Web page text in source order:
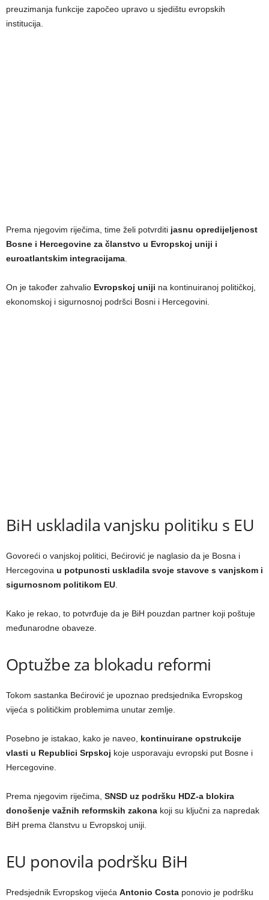
preuzimanja funkcije započeo upravo u sjedištu evropskih
institucija.
Prema njegovim riječima, time želi potvrditi jasnu opredijeljenost
Bosne i Hercegovine za članstvo u Evropskoj uniji i
euroatlantskim integracijama
On je također zahvalio Evropskoj uniji na kontinuiranoj političkoj,
ekonomskoj i sigurnosnoj podršci Bosni i Hercegovini.
BiH uskladila vanjsku politiku s EU
Govoreći o vanjskoj politici, Bećirović je naglasio da je Bosna i
Hercegovina u potpunosti uskladila svoje stavove s vanjskom i
sigurnosnom politikom EU
Kako je rekao, to potvrđuje da je BiH pouzdan partner koji poštuje
međunarodne obaveze.
Optužbe za blokadu reformi
Tokom sastanka Bećirović je upoznao predsjednika Evropskog
vijeća s političkim problemima unutar zemlje.
Posebno je istakao, kako je naveo, kontinuirane opstrukcije
vlasti u Republici Srpskoj koje usporavaju evropski put Bosne i
Hercegovine.
Prema njegovim riječima, SNSD uz podršku HDZ-a blokira
donošenje važnih reformskih zakona koji su ključni za napredak
BiH prema članstvu u Evropskoj uniji.
EU ponovila podršku BiH
Predsjednik Evropskog vijeća Antonio Costa ponovio je podršku